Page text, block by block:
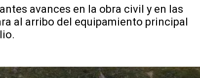
avances en la obra civil y en las
al arribo del equipamiento principal